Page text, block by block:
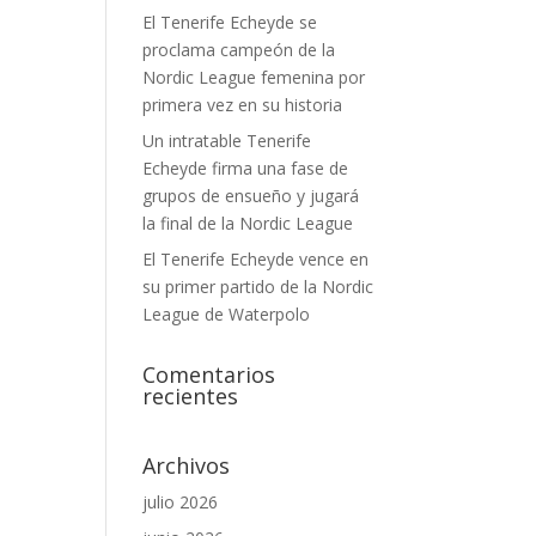
El Tenerife Echeyde se
proclama campeón de la
Nordic League femenina por
primera vez en su historia
Un intratable Tenerife
Echeyde firma una fase de
grupos de ensueño y jugará
la final de la Nordic League
El Tenerife Echeyde vence en
su primer partido de la Nordic
League de Waterpolo
Comentarios
recientes
Archivos
julio 2026